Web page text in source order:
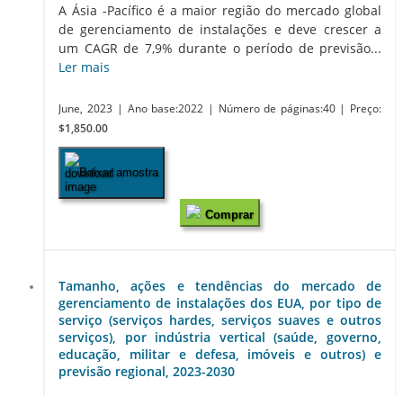
A Ásia -Pacífico é a maior região do mercado global
de gerenciamento de instalações e deve crescer a
um CAGR de 7,9% durante o período de previsão...
Ler mais
June, 2023 | Ano base:2022 | Número de páginas:40 | Preço:
$1,850.00
Baixar amostra
Comprar
Tamanho, ações e tendências do mercado de
gerenciamento de instalações dos EUA, por tipo de
serviço (serviços hardes, serviços suaves e outros
serviços), por indústria vertical (saúde, governo,
educação, militar e defesa, imóveis e outros) e
previsão regional, 2023-2030